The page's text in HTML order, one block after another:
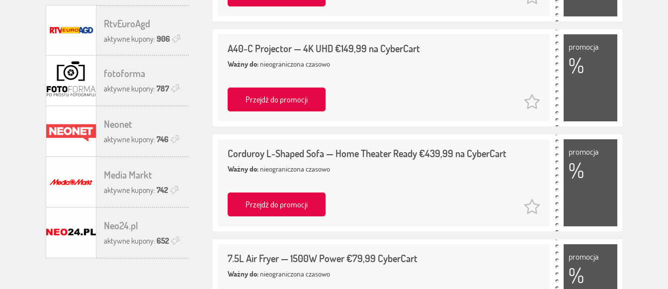
A40‑C Projector — 4K UHD €149,99 na CyberCart
Ważny do: nieograniczona czasowo
Przejdź do promocji
promocja
%
Corduroy L‑Shaped Sofa — Home Theater Ready €439,99 na CyberCart
Ważny do: nieograniczona czasowo
Przejdź do promocji
promocja
%
7.5L Air Fryer — 1500W Power €79,99 CyberCart
Ważny do: nieograniczona czasowo
promocja
%
RtvEuroAgd
aktywne kupony:906
fotoforma
aktywne kupony:787
Neonet
aktywne kupony:746
Media Markt
aktywne kupony:742
Neo24.pl
aktywne kupony:652